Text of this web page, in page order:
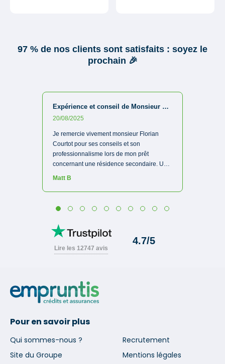
Pour en savoir plus
Qui sommes-nous ?
Site du Groupe
Recrutement
Mentions légales